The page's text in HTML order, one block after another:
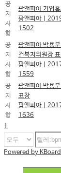
공
지
사
항
팜앤피아 기업
팜앤피아
1502
공
지
사
항
팜앤피아 박용
건복지위원장
팜앤피아
1559
공
지
사
항
팜앤피아 박용
표창
팜앤피아
1636
1
Powered by KBoard